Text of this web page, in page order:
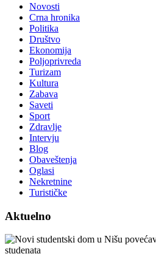
Novosti
Crna hronika
Politika
Društvo
Ekonomija
Poljoprivreda
Turizam
Kultura
Zabava
Saveti
Sport
Zdravlje
Intervju
Blog
Obaveštenja
Oglasi
Nekretnine
Turističke
Aktuelno